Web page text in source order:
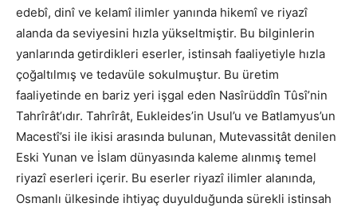
edebî, dinî ve kelamî ilimler yanında hikemî ve riyazî
alanda da seviyesini hızla yükseltmiştir. Bu bilginlerin
yanlarında getirdikleri eserler, istinsah faaliyetiyle hızla
çoğaltılmış ve tedavüle sokulmuştur. Bu üretim
faaliyetinde en bariz yeri işgal eden Nasîrüddîn Tûsî’nin
Tahrîrât’ıdır. Tahrîrât, Eukleides’in Usul’u ve Batlamyus’un
Macestî’si ile ikisi arasında bulunan, Mutevassitât denilen
Eski Yunan ve İslam dünyasında kaleme alınmış temel
riyazî eserleri içerir. Bu eserler riyazî ilimler alanında,
Osmanlı ülkesinde ihtiyaç duyulduğunda sürekli istinsah